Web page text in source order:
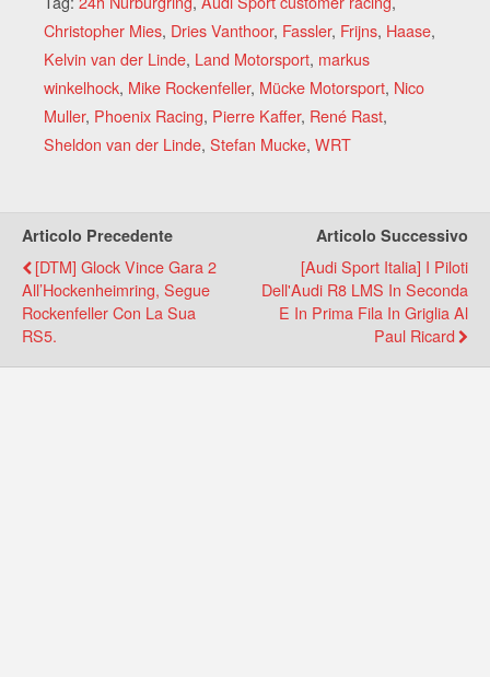
Christopher Mies, Dries Vanthoor, Fassler, Frijns, Haase,
Kelvin van der Linde, Land Motorsport, markus
winkelhock, Mike Rockenfeller, Mücke Motorsport, Nico
Muller, Phoenix Racing, Pierre Kaffer, René Rast,
Sheldon van der Linde, Stefan Mucke, WRT
Articolo Precedente
[DTM] Glock Vince Gara 2
All’Hockenheimring, Segue
Rockenfeller Con La Sua
RS5.
Articolo Successivo
[Audi Sport Italia] I Piloti
Dell'Audi R8 LMS In Seconda
E In Prima Fila In Griglia Al
Paul Ricard